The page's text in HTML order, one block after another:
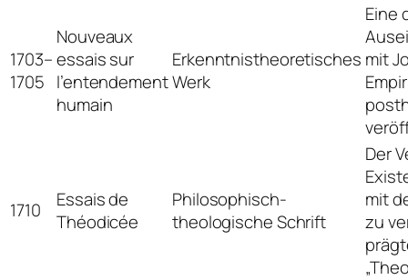
1703–
1705
Nouveaux
essais sur
l’entendement
humain
Erkenntnistheoretisches
Werk
Eine
mit
1710
Essais de
Théodicée
Philosophisch-
theologische Schrift
Der
mit
zu